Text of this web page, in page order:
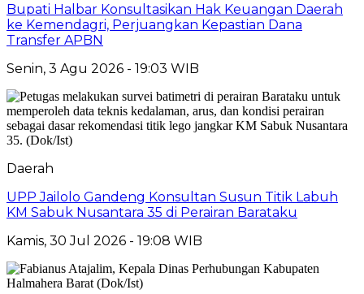
Bupati Halbar Konsultasikan Hak Keuangan Daerah
ke Kemendagri, Perjuangkan Kepastian Dana
Transfer APBN
Senin, 3 Agu 2026 - 19:03 WIB
Daerah
UPP Jailolo Gandeng Konsultan Susun Titik Labuh
KM Sabuk Nusantara 35 di Perairan Barataku
Kamis, 30 Jul 2026 - 19:08 WIB